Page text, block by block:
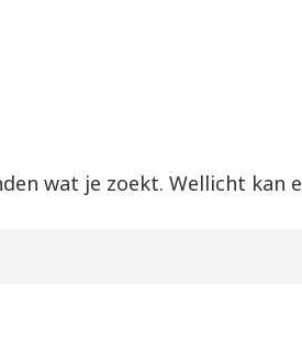
wat je zoekt. Wellicht kan